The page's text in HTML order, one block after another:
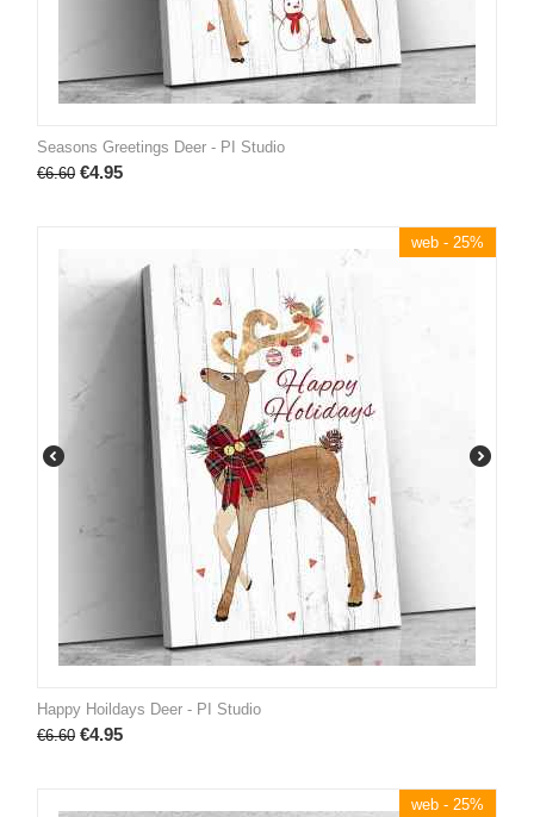
Seasons Greetings Deer - PI Studio
€6.60 €4.95
web - 25%
Happy Hoildays Deer - PI Studio
€6.60 €4.95
web - 25%